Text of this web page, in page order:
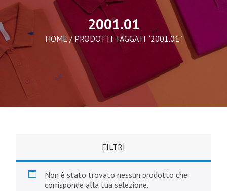
2001.01
HOME/ PRODOTTI TAGGATI “2001.01”
FILTRI
Non è stato trovato nessun prodotto che
corrisponde alla tua selezione.